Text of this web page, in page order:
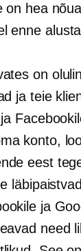
on hea
enne
on
ja teie
konto,
eest
ja
need